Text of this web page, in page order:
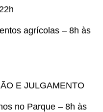
agrícolas – 8h às
E JULGAMENTO
no Parque – 8h às